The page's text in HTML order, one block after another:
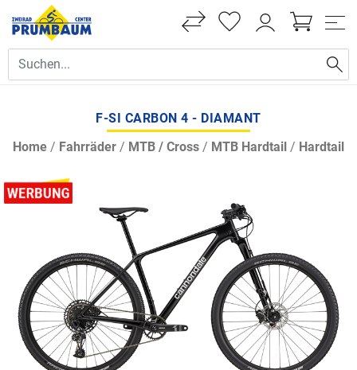
F-SI CARBON 4 - DIAMANT
Home / Fahrräder / MTB / Cross / MTB Hardtail / Hardtail